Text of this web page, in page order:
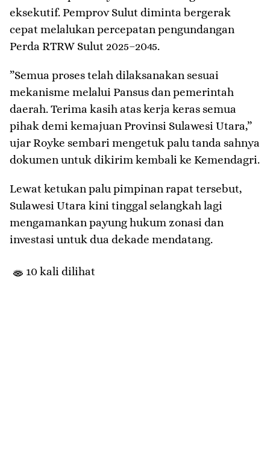
eksekutif. Pemprov Sulut diminta bergerak
cepat melalukan percepatan pengundangan
Perda RTRW Sulut 2025–2045.
​”Semua proses telah dilaksanakan sesuai
mekanisme melalui Pansus dan pemerintah
daerah. Terima kasih atas kerja keras semua
pihak demi kemajuan Provinsi Sulawesi Utara,”
ujar Royke sembari mengetuk palu tanda sahnya
dokumen untuk dikirim kembali ke Kemendagri.
​Lewat ketukan palu pimpinan rapat tersebut,
Sulawesi Utara kini tinggal selangkah lagi
mengamankan payung hukum zonasi dan
investasi untuk dua dekade mendatang.
10 kali dilihat